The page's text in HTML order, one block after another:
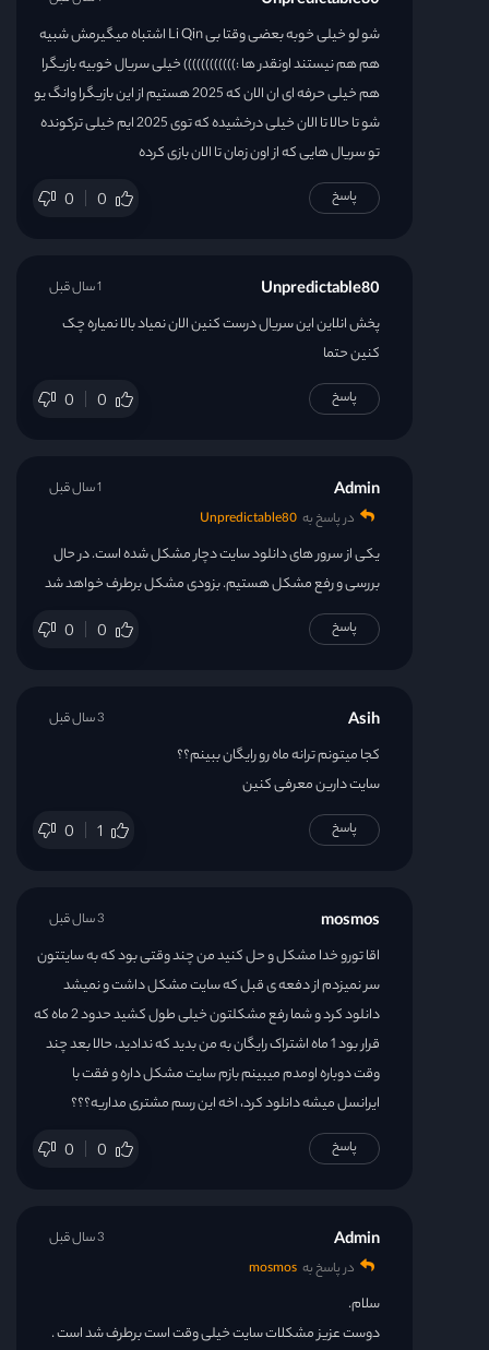
قسمت 40
شو لو خیلی خوبه بعضی وقتا بی Li Qin اشتباه میگیرمش شبیه
هم هم نیستند اونقدر ها :)))))))))))) خیلی سریال خوبیه بازیگرا
هم خیلی حرفه ای ان الان که 2025 هستیم از این بازیگرا وانگ یو
شو تا حالا تا الان خیلی درخشیده که توی 2025 ایم خیلی ترکونده
تو سریال هایی که از اون زمان تا الان بازی کرده
0 0 پاسخ
Unpredictable80
پخش انلاین این سریال درست کنین الان نمیاد بالا نمیاره چک
کنین حتما
0 0
1 سال قبل
پاسخ
Admin
در پاسخ به Unpredictable80
یکی از سرور های دانلود سایت دچار مشکل شده است. در حال
بررسی و رفع مشکل هستیم. بزودی مشکل برطرف خواهد شد
0 0
1 سال قبل
پاسخ
Asih
کجا میتونم ترانه ماه رو رایگان ببینم؟؟
سایت دارین معرفی کنین
0 1
3 سال قبل
پاسخ
mosmos
اقا تورو خدا مشکل و حل کنید من چند وقتی بود که به سایتتون
سر نمیزدم از دفعه ی قبل که سایت مشکل داشت و نمیشد
دانلود کرد و شما رفع مشکلتون خیلی طول کشید حدود 2 ماه که
قرار بود 1 ماه اشتراک رایگان به من بدید که ندادید، حالا بعد چند
وقت دوباره اومدم میبینم بازم سایت مشکل داره و فقت با
ایرانسل میشه دانلود کرد، اخه این رسم مشتری مداریه؟؟؟
0 0
3 سال قبل
پاسخ
Admin
در پاسخ به mosmos
سلام.
دوست عزیز مشکلات سایت خیلی وقت است برطرف شد است .
3 سال قبل